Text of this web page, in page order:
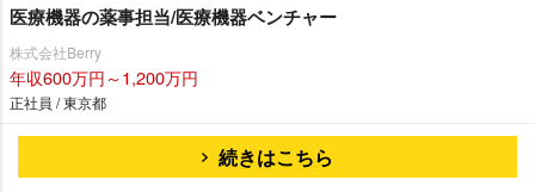
医療機器の薬事担当/医療機器ベンチャー
株式会社Berry
年収600万円～1,200万円
正社員 / 東京都
続きはこちら